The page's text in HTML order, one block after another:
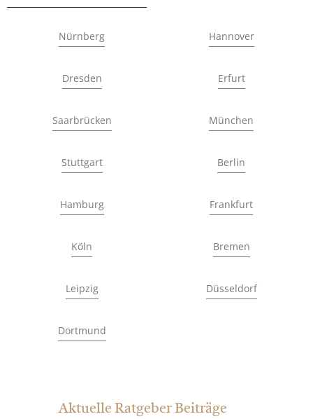
Nürnberg Hannover
Dresden Erfurt
Saarbrücken München
Stuttgart Berlin
Hamburg Frankfurt
Köln Bremen
Leipzig Düsseldorf
Dortmund
Aktuelle Ratgeber Beiträge